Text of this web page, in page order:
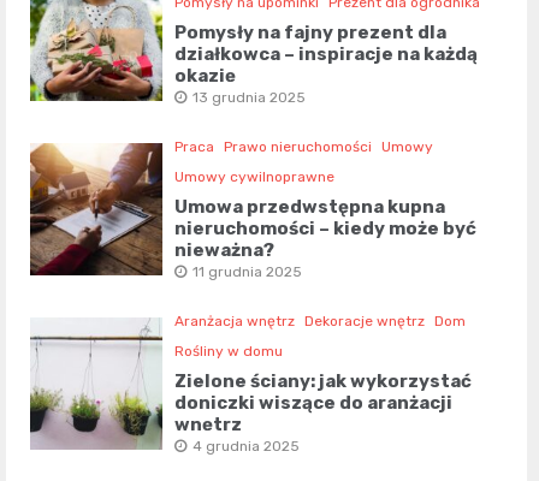
Pomysły na fajny prezent dla
działkowca – inspiracje na każdą
okazję
13 grudnia 2025
Praca Prawo nieruchomości
Umowy
Umowy cywilnoprawne
Umowa przedwstępna kupna
nieruchomości – kiedy może być
nieważna?
11 grudnia 2025
Aranżacja wnętrz Dekoracje wnętrz Dom
Rośliny w domu
Zielone ściany: jak wykorzystać
doniczki wiszące do aranżacji
wnętrz
4 grudnia 2025